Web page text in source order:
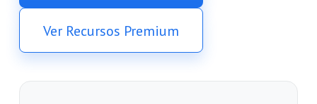
Ver Recursos Premium